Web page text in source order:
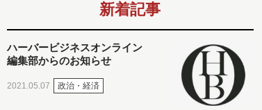
新着記事
ハーバービジネスオンライン
編集部からのお知らせ
2021.05.07 政治・経済